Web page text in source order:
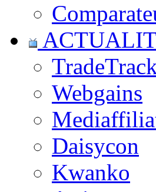
Webgains
Daisycon
Kwanko